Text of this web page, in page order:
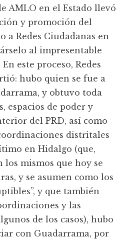
AMLO en el Estado llevó
y promoción del
a Redes Ciudadanas en
al impresentable
este proceso, Redes
hubo quien se fue a
y obtuvo toda
espacios de poder y
del PRD, así como
distritales
en Hidalgo (que,
los mismos que hoy se
y se asumen como los
y que también
y las
de los casos), hubo
con Guadarrama, por